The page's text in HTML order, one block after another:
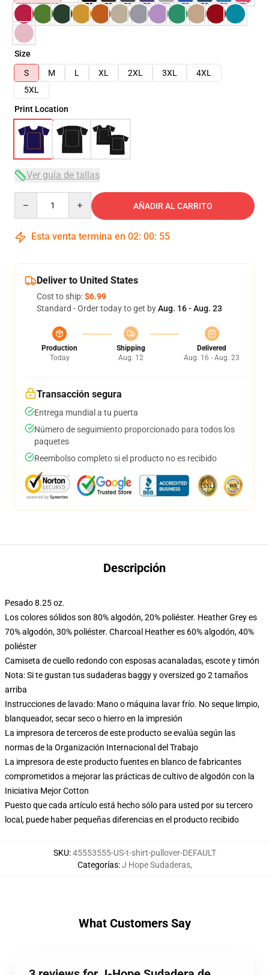
Size
S
M L XL 2XL 3XL
4XL
5XL
Print Location
Ver guía de tallas
AÑADIR AL CARRITO
Esta venta termina en 02: 00: 54
Deliver to United States
Cost to ship:$6.99
Standard - Order today to get byAug. 16 - Aug. 23
Production
Today
Shipping
Aug. 12
Delivered
Aug. 16 - Aug. 23
Transacción segura
Entrega mundial a tu puerta
Número de seguimiento proporcionado para todos los
paquetes
Reembolso completo si el producto no es recibido
Descripción
Pesado 8.25 oz.
Los colores sólidos son 80% algodón, 20% poliéster. Heather Grey es
70% algodón, 30% poliéster. Charcoal Heather es 60% algodón, 40%
poliéster
Camiseta de cuello redondo con esposas acanaladas, escote y timón
Nota: Si te gustan tus sudaderas baggy y oversized go 2 tamaños
arriba
Instrucciones de lavado: Mano o máquina lavar frío. No seque limpio,
blanqueador, secar seco o hierro en la impresión
La impresora de terceros de este producto se evalúa según las
normas de la Organización Internacional del Trabajo
La impresora de este producto fuentes en blanco de fabricantes
comprometidos a mejorar las prácticas de cultivo de algodón con la
Iniciativa Mejor Cotton
Puesto que cada artículo está hecho sólo para usted por su tercero
local, puede haber pequeñas diferencias en el producto recibido
SKU:45553555-US-t-shirt-pullover-DEFAULT
Categorías:J Hope Sudaderas,
What Customers Say